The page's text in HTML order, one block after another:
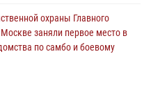
охраны Главного
заняли первое место в
по самбо и боевому